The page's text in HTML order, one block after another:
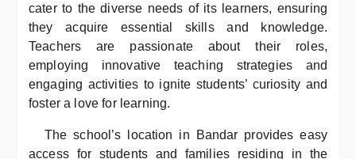
cater to the diverse needs of its learners, ensuring
they acquire essential skills and knowledge.
Teachers are passionate about their roles,
employing innovative teaching strategies and
engaging activities to ignite students’ curiosity and
foster a love for learning.
The school’s location in Bandar provides easy
access for students and families residing in the